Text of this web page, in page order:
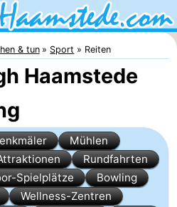
& tun Sport Reiten
Haamstede
Mühlen
Rundfahrten
Spielplätze
Bowling
Wellness-Zentren